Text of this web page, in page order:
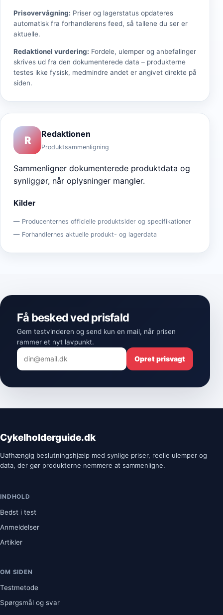
Prisovervågning: Priser og lagerstatus opdateres
automatisk fra forhandlerens feed, så tallene du ser er
aktuelle.
Redaktionel vurdering: Fordele, ulemper og anbefalinger
skrives ud fra den dokumenterede data – produkterne
testes ikke fysisk, medmindre andet er angivet direkte på
siden.
R
Redaktionen
Produktsammenligning
Sammenligner dokumenterede produktdata og
synliggør, når oplysninger mangler.
Kilder
Producenternes officielle produktsider og specifikationer
Forhandlernes aktuelle produkt- og lagerdata
Få besked ved prisfald
Gem testvinderen og send kun en mail, når prisen
rammer et nyt lavpunkt.
Opret prisvagt
Cykelholderguide.dk
Uafhængig beslutningshjælp med synlige priser, reelle ulemper og
data, der gør produkterne nemmere at sammenligne.
INDHOLD
Bedst i test
Anmeldelser
Artikler
OM SIDEN
Testmetode
Spørgsmål og svar